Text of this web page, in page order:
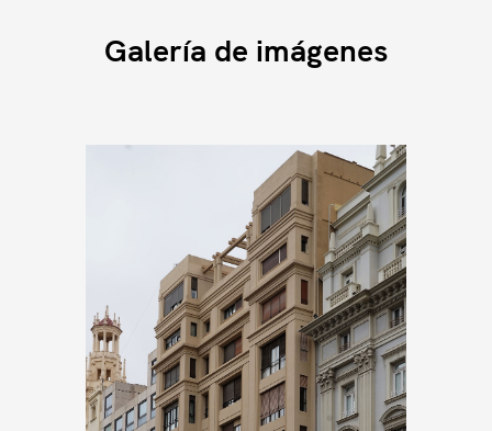
absolutamente jerarquizada.
denominados “productores”). El derecho a
huelga fue asimilado al delito de rebelión y
los derechos de reunión asociación y libre
expresión fueron abolidos. Había nacido el
encuadramiento fascista del mundo laboral
en el que las Magistraturas de Trabajo hacían
y deshacían: la Central Nacional Sindicalista,
la CNS, que en Valencia se instaló, durante
Galería de imágenes